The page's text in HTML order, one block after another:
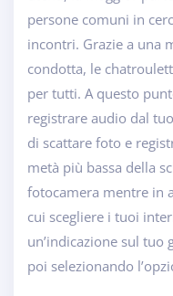
persone comuni in
incontri. Grazie a una
condotta, le
per tutti. A questo
registrare audio dal
di scattare foto e
metà più bassa della
fotocamera mentre in
cui scegliere i tuoi
un’indicazione sul tuo
poi selezionando